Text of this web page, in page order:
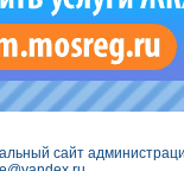
сайт